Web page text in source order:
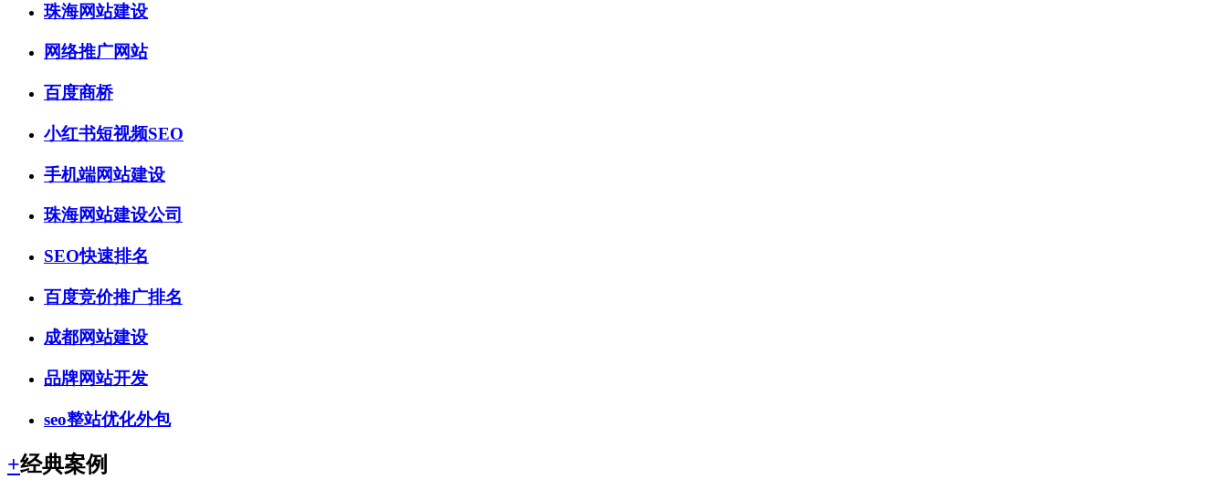
珠海网站建设
网络推广网站
百度商桥
小红书短视频SEO
手机端网站建设
珠海网站建设公司
SEO快速排名
百度竞价推广排名
成都网站建设
品牌网站开发
seo整站优化外包
+经典案例